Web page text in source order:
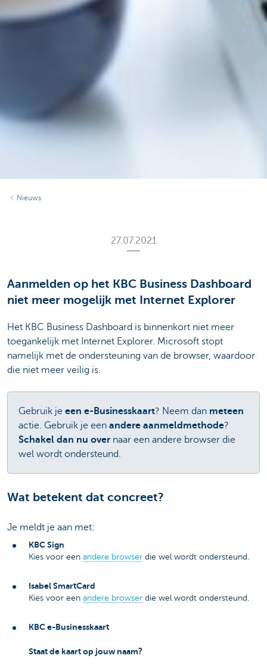
Nieuws
27.07.2021
Aanmelden op het KBC Business Dashboard
niet meer mogelijk met Internet Explorer
Het KBC Business Dashboard is binnenkort niet meer
toegankelijk met Internet Explorer. Microsoft stopt
namelijk met de ondersteuning van de browser, waardoor
die niet meer veilig is.
Gebruik je een e-Businesskaart? Neem dan meteen
actie. Gebruik je een andere aanmeldmethode?
Schakel dan nu over naar een andere browser die
wel wordt ondersteund.
Wat betekent dat concreet?
Je meldt je aan met:
KBC Sign
Kies voor een andere browser die wel wordt ondersteund.
Isabel SmartCard
Kies voor een andere browser die wel wordt ondersteund.
KBC e-Businesskaart
Staat de kaart op jouw naam?